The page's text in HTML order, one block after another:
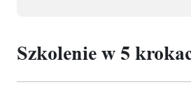
Szkolenie w 5